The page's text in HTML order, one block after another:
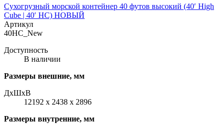
Сухогрузный морской контейнер 40 футов высокий (40′ High
Cube | 40′ HC) НОВЫЙ
Артикул
40HC_New
Доступность
В наличии
Размеры внешние, мм
ДxШxВ
12192 x 2438 x 2896
Размеры внутренние, мм